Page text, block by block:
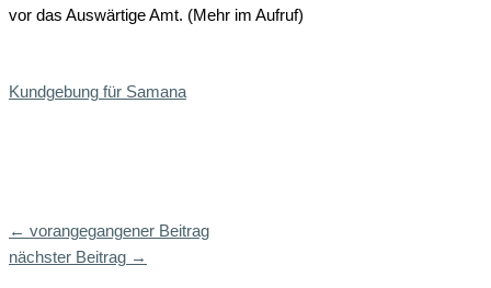
vor das Auswärtige Amt. (Mehr im Aufruf)
Kundgebung für Samana
← vorangegangener Beitrag
nächster Beitrag →